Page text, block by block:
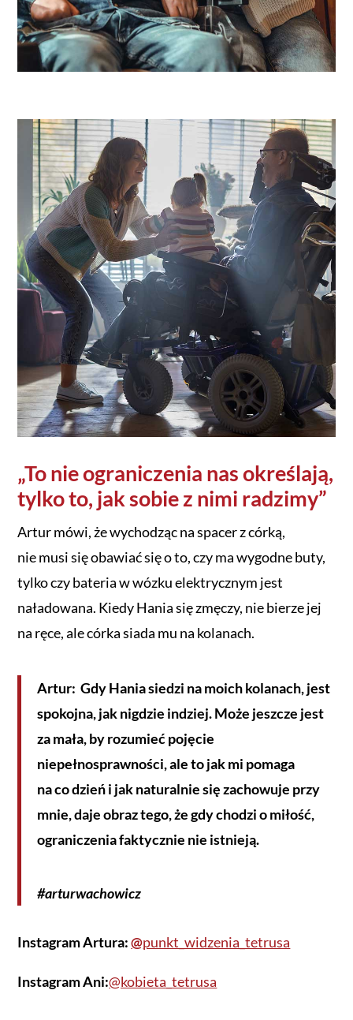
„To nie ograniczenia nas określają,
tylko to, jak sobie z nimi radzimy”
Artur mówi, że wychodząc na spacer z córką,
nie musi się obawiać się o to, czy ma wygodne buty,
tylko czy bateria w wózku elektrycznym jest
naładowana. Kiedy Hania się zmęczy, nie bierze jej
na ręce, ale córka siada mu na kolanach.
Artur: Gdy Hania siedzi na moich kolanach, jest
spokojna, jak nigdzie indziej. Może jeszcze jest
za mała, by rozumieć pojęcie
niepełnosprawności, ale to jak mi pomaga
na co dzień i jak naturalnie się zachowuje przy
mnie, daje obraz tego, że gdy chodzi o miłość,
ograniczenia faktycznie nie istnieją.
#arturwachowicz
Instagram Artura:@punkt_widzenia_tetrusa
Instagram Ani:@kobieta_tetrusa